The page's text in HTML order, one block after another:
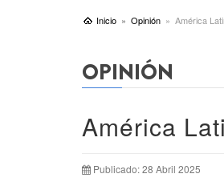
Inicio Opinión América
OPINIÓN
América
Publicado: 28 Abril 2025